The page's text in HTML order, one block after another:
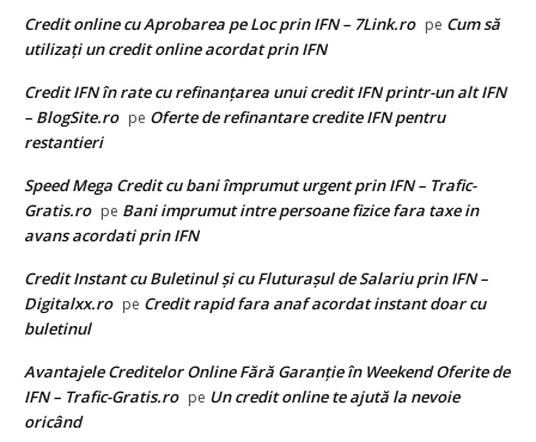
Credit online cu Aprobarea pe Loc prin IFN – 7Link.ro pe Cum să
utilizați un credit online acordat prin IFN
Credit IFN în rate cu refinanțarea unui credit IFN printr-un alt IFN
– BlogSite.ro pe Oferte de refinantare credite IFN pentru
restantieri
Speed Mega Credit cu bani împrumut urgent prin IFN – Trafic-
Gratis.ro pe Bani imprumut intre persoane fizice fara taxe in
avans acordati prin IFN
Credit Instant cu Buletinul și cu Fluturașul de Salariu prin IFN –
Digitalxx.ro pe Credit rapid fara anaf acordat instant doar cu
buletinul
Avantajele Creditelor Online Fără Garanție în Weekend Oferite de
IFN – Trafic-Gratis.ro pe Un credit online te ajută la nevoie
oricând